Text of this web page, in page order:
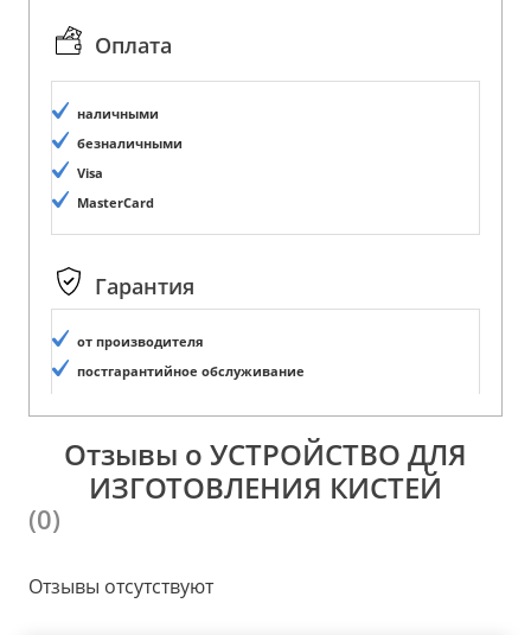
Оплата
наличными
безналичными
Visa
MasterCard
Гарантия
от производителя
постгарантийное обслуживание
Отзывы о УСТРОЙСТВО ДЛЯ
ИЗГОТОВЛЕНИЯ КИСТЕЙ
(0)
Отзывы отсутствуют